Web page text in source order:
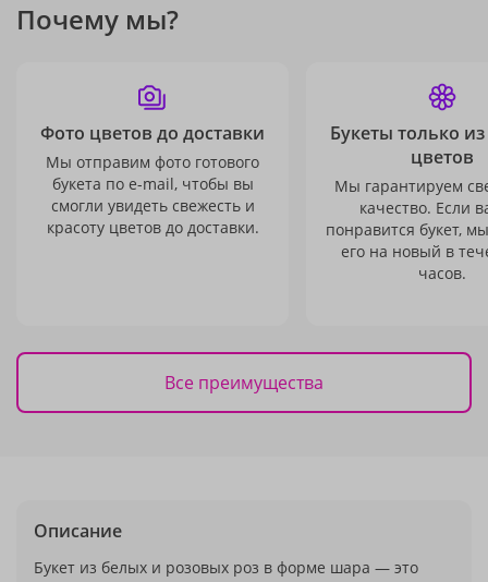
Почему мы?
Фото цветов до доставки
Мы отправим фото готового
букета по e-mail, чтобы вы
смогли увидеть свежесть и
красоту цветов до доставки.
Букеты только
цветов
Мы гарантируем
качество. Если
понравится букет,
его на новый в
часов.
Все преимущества
Описание
Букет из белых и розовых роз в форме шара — это